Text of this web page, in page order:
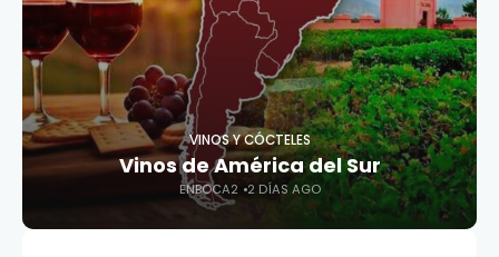
VINOS Y CÓCTELES
Vinos de América del Sur
ENBOCA2 2 DÍAS AGO